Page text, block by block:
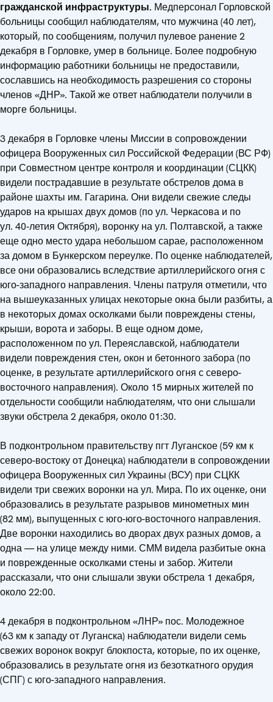
гражданской инфраструктуры. Медперсонал Горловской
больницы сообщил наблюдателям, что мужчина (40 лет),
который, по сообщениям, получил пулевое ранение 2
декабря в Горловке, умер в больнице. Более подробную
информацию работники больницы не предоставили,
сославшись на необходимость разрешения со стороны
членов «ДНР». Такой же ответ наблюдатели получили в
морге больницы.
3 декабря в Горловке члены Миссии в сопровождении
офицера Вооруженных сил Российской Федерации (ВС РФ)
при Совместном центре контроля и координации (СЦКК)
видели пострадавшие в результате обстрелов дома в
районе шахты им. Гагарина. Они видели свежие следы
ударов на крышах двух домов (по ул. Черкасова и по
ул. 40‑летия Октября), воронку на ул. Полтавской, а также
еще одно место удара небольшом сарае, расположенном
за домом в Бункерском переулке. По оценке наблюдателей,
все они образовались вследствие артиллерийского огня с
юго-западного направления. Члены патруля отметили, что
на вышеуказанных улицах некоторые окна были разбиты, а
в некоторых домах осколками были повреждены стены,
крыши, ворота и заборы. В еще одном доме,
расположенном по ул. Переяславской, наблюдатели
видели повреждения стен, окон и бетонного забора (по
оценке, в результате артиллерийского огня с северо-
восточного направления). Около 15 мирных жителей по
отдельности сообщили наблюдателям, что они слышали
звуки обстрела 2 декабря, около 01:30.
В подконтрольном правительству пгт Луганское (59 км к
северо-востоку от Донецка) наблюдатели в сопровождении
офицера Вооруженных сил Украины (ВСУ) при СЦКК
видели три свежих воронки на ул. Мира. По их оценке, они
образовались в результате разрывов минометных мин
(82 мм), выпущенных с юго-юго-восточного направления.
Две воронки находились во дворах двух разных домов, а
одна — на улице между ними. СММ видела разбитые окна
и поврежденные осколками стены и забор. Жители
рассказали, что они слышали звуки обстрела 1 декабря,
около 22:00.
4 декабря в подконтрольном «ЛНР» пос. Молодежное
(63 км к западу от Луганска) наблюдатели видели семь
свежих воронок вокруг блокпоста, которые, по их оценке,
образовались в результате огня из безоткатного орудия
(СПГ) с юго-западного направления.